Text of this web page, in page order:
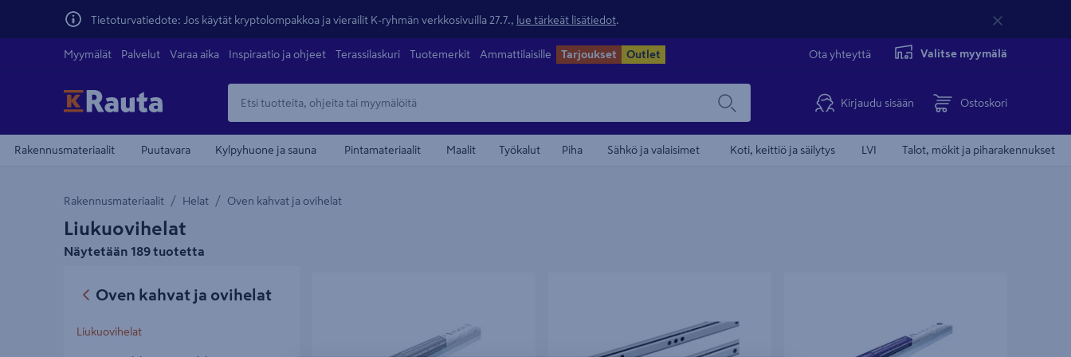
Tietoturvatiedote: Jos käytät kryptolompakkoa ja vierailit K-ryhmän verkkosivuilla 27.7., lue tärkeät lisätiedot
Myymälät Palvelut Varaa aika Inspiraatio ja ohjeet Terassilaskuri Tuotemerkit Ammattilaisille Tarjoukset Outlet Ota yhteyttä Valitse myymälä
Kirjaudu sisään Ostoskori
Rakennusmateriaalit Puutavara Kylpyhuone ja sauna Pintamateriaalit Maalit Työkalut Piha Sähkö ja valaisimet Koti, keittiö ja säilytys LVI Talot, mökit ja piharakennukset
Rakennusmateriaalit Helat Oven kahvat ja ovihelat
Liukuovihelat
Näytetään 189 tuotetta
Oven kahvat ja ovihelat
Liukuovihelat